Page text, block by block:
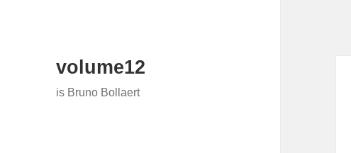
volume12
is Bruno Bollaert